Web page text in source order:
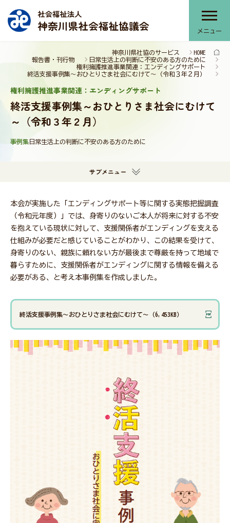
メニュー
HOME
神奈川県社協のサービス
日常生活上の判断に不安のある方のために
報告書・刊行物
権利擁護推進事業関連：エンディングサポート
終活支援事例集～おひとりさま社会にむけて～（令和３年２月）
権利擁護推進事業関連：エンディングサポート
終活支援事例集～おひとりさま社会にむけて
～（令和３年２月）
事例集日常生活上の判断に不安のある方のために
サブメニュー
本会が実施した「エンディングサポート等に関する実態把握調査
（令和元年度）」では、身寄りのないご本人が将来に対する不安
を抱えている現状に対して、支援関係者がエンディングを支える
仕組みが必要だと感じていることがわかり、この結果を受けて、
身寄りのない、親族に頼れない方が最後まで尊厳を持って地域で
暮らすために、支援関係者がエンディングに関する情報を備える
必要がある、と考え本事例集を作成しました。
終活支援事例集～おひとりさま社会にむけて～（6,453KB）
神奈川県社協について
神奈川県社協のサービス
部会・協議会・連絡会
報告書・刊行物
会員・関係者専用ページ
災害関連情報
福祉に関する図書のあっせん・紹介
神奈川県社協公式SNS
採用情報